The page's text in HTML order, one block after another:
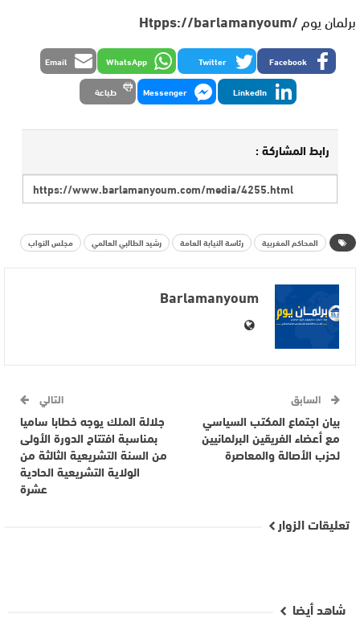
برلمان يوم/Htpps://barlamanyoum
Facebook
Twitter
WhatsApp
Email
LinkedIn
Messenger طباعة
رابط المشاركة :
المحاكم المغربية رئاسة النيابة العامة رشيد الطالبي العالمي مجلس النواب
Barlamanyoum
السابق
بيان اجتماع المكتب السياسي
مع أعضاء الفريقين البرلمانيين
لحزب الأصالة والمعاصرة
التالي
جلالة الملك يوجه خطابا ساميا
بمناسبة افتتاح الدورة الأولى
من السنة التشريعية الثالثة من
الولاية التشريعية الحادية
عشرة
تعليقات الزوار
شاهد أيضا